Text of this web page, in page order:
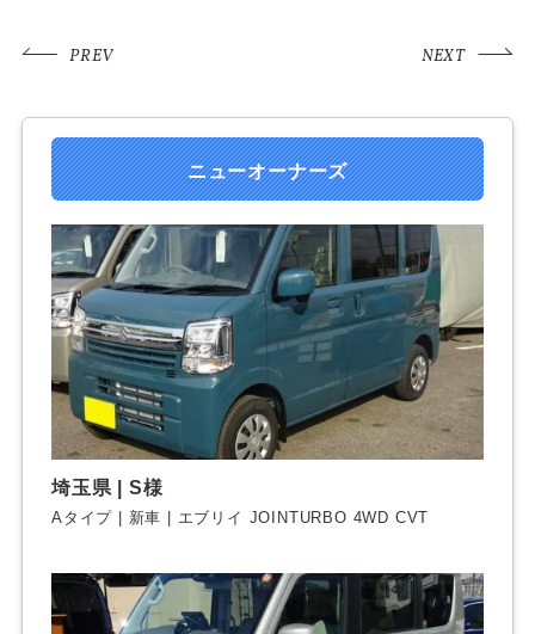
NEXT
PREV
ニューオーナーズ
埼玉県 | S様
Aタイプ | 新車 | エブリイ JOINTURBO 4WD CVT